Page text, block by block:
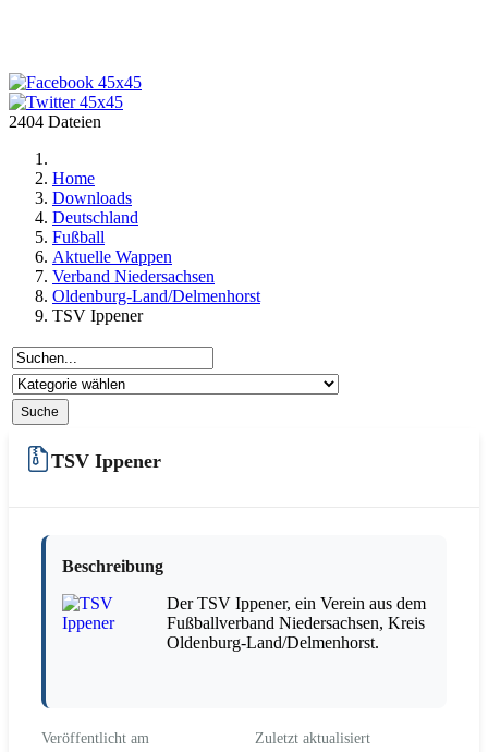
2404 Dateien
Home
Downloads
Deutschland
Fußball
Aktuelle Wappen
Verband Niedersachsen
Oldenburg-Land/Delmenhorst
TSV Ippener
TSV Ippener
Beschreibung
Der TSV Ippener, ein Verein aus dem
Fußballverband Niedersachsen, Kreis
Oldenburg-Land/Delmenhorst.
Veröffentlicht am Zuletzt aktualisiert